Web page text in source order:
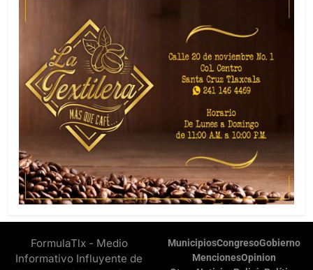
FormulaTlx - Medio
Informativo Influyente de
MunicipiosCongresoGobierno
MencionesOpinion